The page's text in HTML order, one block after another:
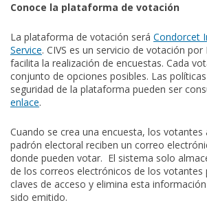
Conoce la plataforma de votación
La plataforma de votación será Condorcet
Service. CIVS es un servicio de votación
facilita la realización de encuestas. Cada
conjunto de opciones posibles. Las
seguridad de la plataforma pueden ser
enlace.
Cuando se crea una encuesta, los votantes
padrón electoral reciben un correo
donde pueden votar. El sistema solo
de los correos electrónicos de los votantes
claves de acceso y elimina esta
sido emitido.